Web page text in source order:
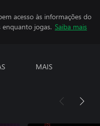
acesso às informações do
enquanto jogas. Saiba mais
MAIS